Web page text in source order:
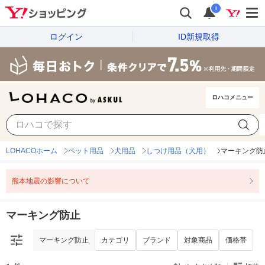
i
ログイン ID新規取得
ロハコメニュー
マーキング防止
LOHACOホーム ペット用品 犬用品 しつけ用品（犬用） マーキング防
熊本地震の影響について
マーキング防止
マーキング防止 カテゴリ ブランド 対象商品 価格帯